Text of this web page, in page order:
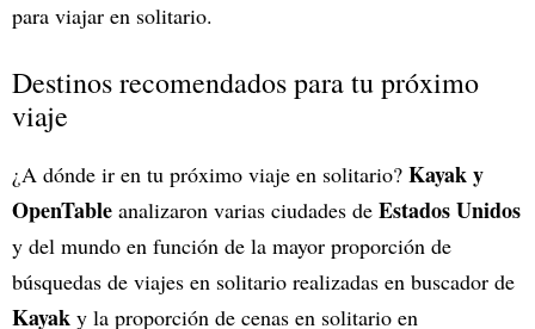
para viajar en solitario.
Destinos recomendados para tu próximo
viaje
¿A dónde ir en tu próximo viaje en solitario? Kayak y
OpenTable analizaron varias ciudades de Estados Unidos
y del mundo en función de la mayor proporción de
búsquedas de viajes en solitario realizadas en buscador de
Kayak y la proporción de cenas en solitario en